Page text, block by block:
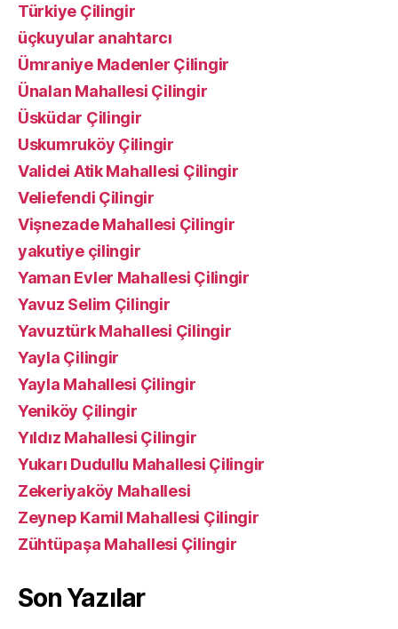
Türkiye Çilingir
üçkuyular anahtarcı
Ümraniye Madenler Çilingir
Ünalan Mahallesi Çilingir
Üsküdar Çilingir
Uskumruköy Çilingir
Validei Atik Mahallesi Çilingir
Veliefendi Çilingir
Vişnezade Mahallesi Çilingir
yakutiye çilingir
Yaman Evler Mahallesi Çilingir
Yavuz Selim Çilingir
Yavuztürk Mahallesi Çilingir
Yayla Çilingir
Yayla Mahallesi Çilingir
Yeniköy Çilingir
Yıldız Mahallesi Çilingir
Yukarı Dudullu Mahallesi Çilingir
Zekeriyaköy Mahallesi
Zeynep Kamil Mahallesi Çilingir
Zühtüpaşa Mahallesi Çilingir
Son Yazılar